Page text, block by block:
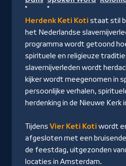
op
NPO
Start
Herdenk Keti Koti staat stil
het Nederlandse
programma wordt getoond
spirituele en religieuze
slavernijverleden wordt
kijker wordt meegenomen in
persoonlijke verhalen,
herdenking in de Nieuwe Kerk
Tijdens Vier Keti Koti wordt
afgesloten met een
de feestdag, uitgezonden
locaties in Amsterdam.